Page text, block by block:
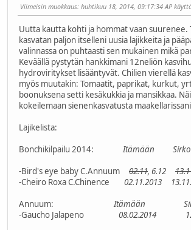
Viimeisin muokkaus: huhtikuu 18, 2014, 09:17:34 AP
Uutta kautta kohti ja hommat vaan suurenee.
kasvatan paljon itselleni uusia lajikkeita ja
valinnassa on puhtaasti sen mukainen mikä
Keväällä pystytän hankkimani 12neliön
hydroviritykset lisääntyvät. Chilien vierellä
myös muutakin: Tomaatit, paprikat, kurkut,
boonuksena setti kesäkukkia ja mansikkaa.
kokeilemaan sienenkasvatusta
Lajikelista:
Bonchikilpailu 2014:Itämään
-Bird's eye baby C.Annuum 02.11, 6.12
-Cheiro Roxa C.Chinence 02.11.2013
Annuum:Itämään
-Gaucho Jalapeno 08.02.2014